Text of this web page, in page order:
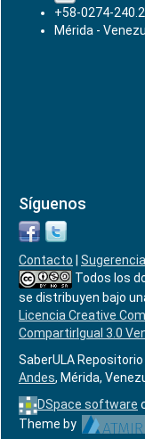
+58-0274-
Mérida -
Síguenos
Contacto
Todos los
se distribuyen bajo
Licencia Creative
CompartirIgual 3.0
SaberULA
Andes, Mérida,
DSpace software
Theme by